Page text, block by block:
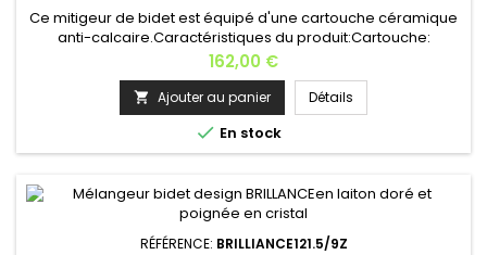
Ce mitigeur de bidet est équipé d'une cartouche céramique
anti-calcaire.Caractéristiques du produit:Cartouche:
céramique KA2502, 25 mm Matière: laiton métal gris poli
Profondeur: 13,2 cmHauteur: 13,6 cm Poids: 1,2 kg Garantie: 6
ans Finitions disponibles : laiton chromé, laiton gris poli, laiton
gris brossé, laiton métal gris , laiton doré, laiton doré...
Prix
162,00 €
 Ajouter au panier Détails
 En stock
RÉFÉRENCE: BRILLIANCE121.5/9Z